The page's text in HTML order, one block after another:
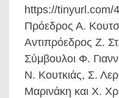
https://tinyurl.com/
Πρόεδρος Α.
Αντιπρόεδρος Ζ.
Σύμβουλοι Φ.
Ν. Κουτκιάς, Σ.
Μαρινάκη και Χ.